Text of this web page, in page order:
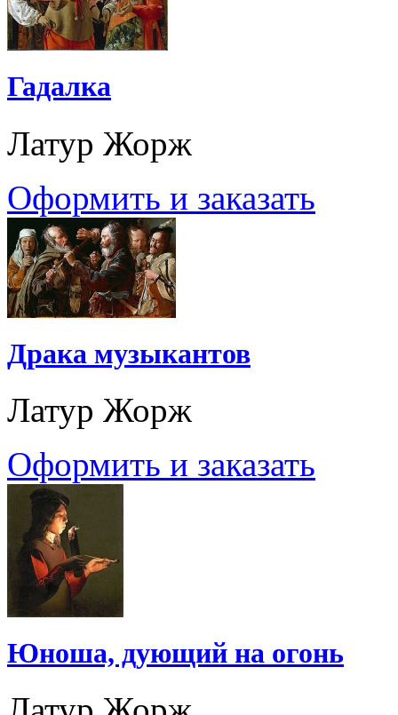
Гадалка
Латур Жорж
Оформить и заказать
Драка музыкантов
Латур Жорж
Оформить и заказать
Юноша, дующий на огонь